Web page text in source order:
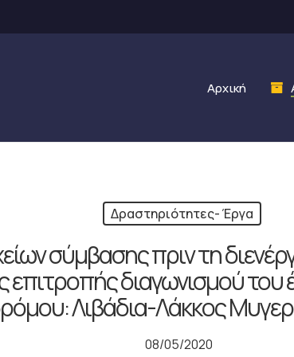
Αρχική
Δραστηριότητες- Έργα
σύμβασης πριν τη
επιτροπής διαγωνισμού του
Λιβάδια-Λάκκος
08/05/2020